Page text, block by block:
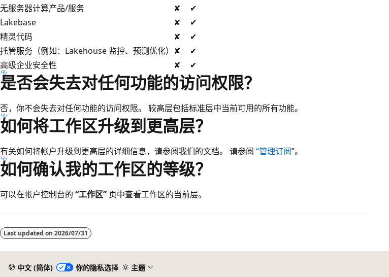
无服务器计算产品/服务
✘
✔
Lakebase
✘
✔
精灵代码
✘
✔
托管服务（例如：Lakehouse 监控、预测优化） ✘
✔
高级企业安全性
✘ ✔
是否会失去对任何功能的访问权限？
否，你不会失去对任何功能的访问权限。 较高层包括标准层中当前可用的所有功能。
如何将工作区升级到更高层？
有关如何将帐户升级到更高层的详细信息，请参阅我们的文档。 请参阅 “管理订阅”。
如何确认我的工作区的等级？
可以在帐户控制台的 “工作区” 页中查看工作区的当前层。
模
式
Last updated on 2026/07/31
中文 (简体) 你的隐私选择 主题